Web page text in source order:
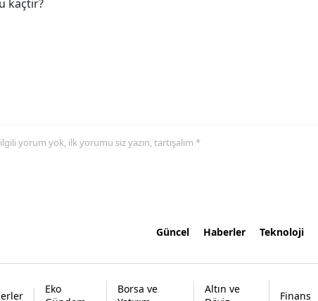
kaçtır?
yorum yok, ilk yorumu siz yazın, tartışalım *
Güncel Haberler Teknoloji
Eko
Borsa ve
Altın ve
Finans